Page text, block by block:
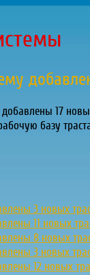
добавлены 17
базу
3 новых
11 новых
8 новых
3 новых
12 новых